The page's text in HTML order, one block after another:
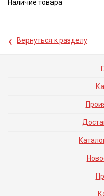
Наличие товара
‹ Вернуться к разделу